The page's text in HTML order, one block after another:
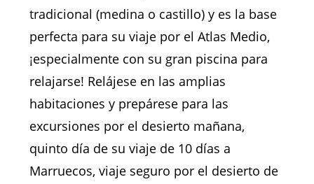
tradicional (medina o castillo) y es la base
perfecta para su viaje por el Atlas Medio,
¡especialmente con su gran piscina para
relajarse! Relájese en las amplias
habitaciones y prepárese para las
excursiones por el desierto mañana,
quinto día de su viaje de 10 días a
Marruecos, viaje seguro por el desierto de